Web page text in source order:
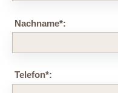
Nachname*:
Telefon*: